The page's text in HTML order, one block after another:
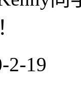
2-19